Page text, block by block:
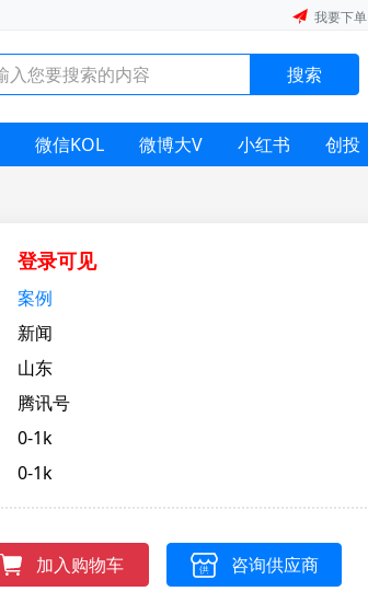
我要下单
搜索
微信KOL 微博大V 小红书 创投
登录可见
案例
新闻
山东
腾讯号
0-1k
0-1k
加入购物车 咨询供应商